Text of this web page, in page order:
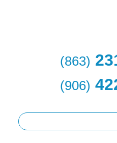
(863)
(906)